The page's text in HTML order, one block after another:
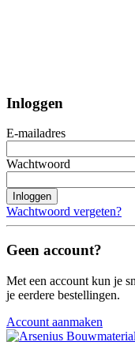
Inloggen
E-mailadres
Wachtwoord
Inloggen
Wachtwoord vergeten?
Geen account?
Met een account kun je
je eerdere bestellingen.
Account aanmaken